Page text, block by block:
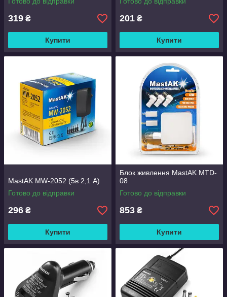
319 ₴
Купити
201 ₴
Купити
MastAK MW-2052 (5в 2,1 А)
Готово до відправки
296 ₴
Купити
Блок живлення MastAK MTD-
08
Готово до відправки
853 ₴
Купити